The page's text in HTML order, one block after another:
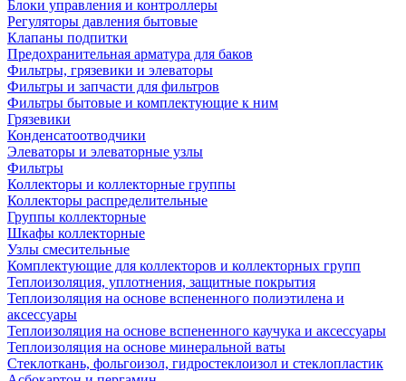
Блоки управления и контроллеры
Регуляторы давления бытовые
Клапаны подпитки
Предохранительная арматура для баков
Фильтры, грязевики и элеваторы
Фильтры и запчасти для фильтров
Фильтры бытовые и комплектующие к ним
Грязевики
Конденсатоотводчики
Элеваторы и элеваторные узлы
Фильтры
Коллекторы и коллекторные группы
Коллекторы распределительные
Группы коллекторные
Шкафы коллекторные
Узлы смесительные
Комплектующие для коллекторов и коллекторных групп
Теплоизоляция, уплотнения, защитные покрытия
Теплоизоляция на основе вспененного полиэтилена и
аксессуары
Теплоизоляция на основе вспененного каучука и аксессуары
Теплоизоляция на основе минеральной ваты
Стеклоткань, фольгоизол, гидростеклоизол и стеклопластик